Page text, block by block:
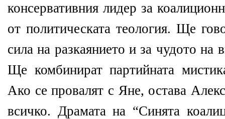
консервативния лидер за
от политическата теология. Ще
сила на разкаянието и за чудото на
Ще комбинират партийната
Ако се провалят с Яне, остава
всичко. Драмата на “Синята